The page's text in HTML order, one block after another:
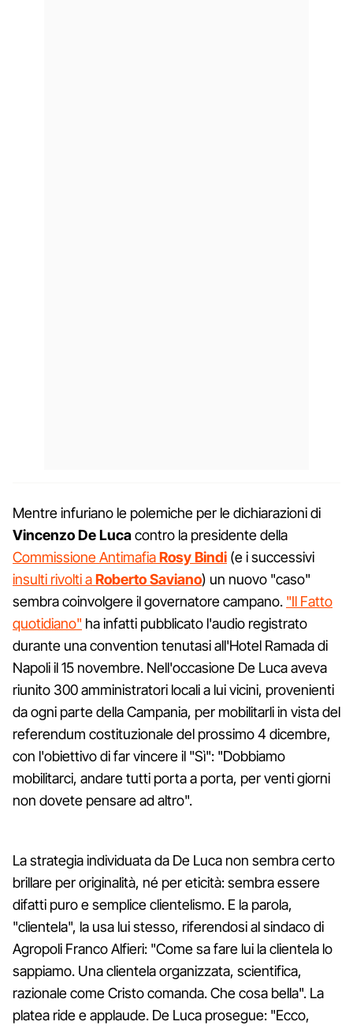
Mentre infuriano le polemiche per le dichiarazioni di
Vincenzo De Lucacontro la presidente della
Commissione AntimafiaRosy Bindi (e i successivi
insulti rivolti aRoberto Saviano) un nuovo "caso"
sembra coinvolgere il governatore campano. "Il Fatto
quotidiano" ha infatti pubblicato l'audio registrato
durante una convention tenutasi all'Hotel Ramada di
Napoli il 15 novembre. Nell'occasione De Luca aveva
riunito 300 amministratori locali a lui vicini, provenienti
da ogni parte della Campania, per mobilitarli in vista del
referendum costituzionale del prossimo 4 dicembre,
con l'obiettivo di far vincere il "Sì": "Dobbiamo
mobilitarci, andare tutti porta a porta, per venti giorni
non dovete pensare ad altro".
La strategia individuata da De Luca non sembra certo
brillare per originalità, né per eticità: sembra essere
difatti puro e semplice clientelismo. E la parola,
"clientela", la usa lui stesso, riferendosi al sindaco di
Agropoli Franco Alfieri: "Come sa fare lui la clientela lo
sappiamo. Una clientela organizzata, scientifica,
razionale come Cristo comanda. Che cosa bella". La
platea ride e applaude. De Luca prosegue: "Ecco,